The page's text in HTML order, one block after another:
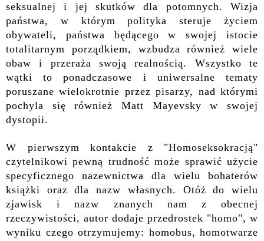
seksualnej i jej skutków dla potomnych. Wizja
państwa, w którym polityka steruje życiem
obywateli, państwa będącego w swojej istocie
totalitarnym porządkiem, wzbudza również wiele
obaw i przeraża swoją realnością. Wszystkote
wątki
to ponadczasowe i uniwersalne tematy
poruszane wielokrotnie przez pisarzy, nad którymi
pochyla się również Matt Mayevsky w swojej
dystopii.
W pierwszym kontakcie z "Homoseksokracją"
czytelnikowi pewną trudność może sprawić użycie
specyficznego nazewnictwa dla wielu bohaterów
książki orazdlanazw własnych. Otóż do wielu
zjawisk i nazw znanych nam z obecnej
rzeczywistości, autor dodaje przedrostek "homo", w
wyniku czego otrzymujemy: homobus, homotwarze